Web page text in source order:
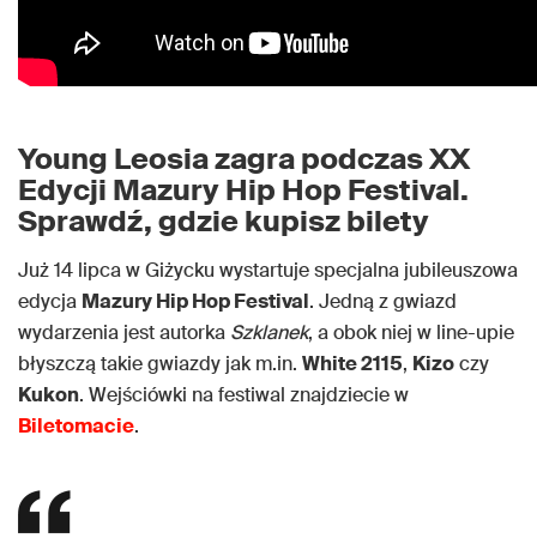
Young Leosia zagra podczas XX
Edycji Mazury Hip Hop Festival.
Sprawdź, gdzie kupisz bilety
Już 14 lipca w Giżycku wystartuje specjalna jubileuszowa
edycja Mazury Hip Hop Festival. Jedną z gwiazd
wydarzenia jest autorka Szklanek, a obok niej w line-upie
błyszczą takie gwiazdy jak m.in. White 2115, Kizoczy
Kukon. Wejściówki na festiwal znajdziecie w
Biletomacie.